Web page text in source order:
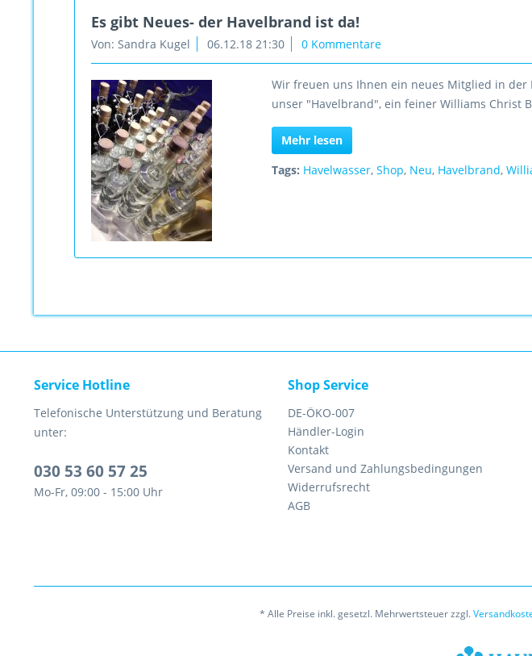
Es gibt Neues- der Havelbrand ist da!
Von: Sandra Kugel 06.12.18 21:30 0 Kommentare
Wir freuen uns Ihnen ein neues Mitglied in der
unser "Havelbrand", ein feiner Williams Christ
Mehr lesen
Tags: Havelwasser,Shop, Neu, Havelbrand,
Service Hotline
Telefonische Unterstützung und Beratung
unter:
030 53 60 57 25
Mo-Fr, 09:00 - 15:00 Uhr
Shop Service
DE-ÖKO-007
Händler-Login
Kontakt
Versand und Zahlungsbedingungen
Widerrufsrecht
AGB
* Alle Preise inkl. gesetzl. Mehrwertsteuer zzgl.